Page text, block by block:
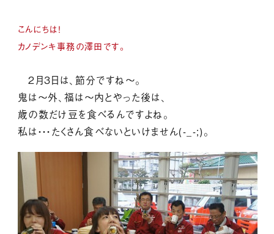
こんにちは！
カノデンキ事務の澤田です。
２月３日は、節分ですね～。
鬼は～外、福は～内とやった後は、
歳の数だけ豆を食べるんですよね。
私は・・・たくさん食べないといけません(-_-;)。